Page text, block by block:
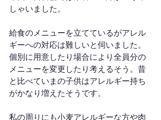
しゃいました。
給食のメニューを立てているがアレル
ギーへの対応は難しいと伺いました。
個別に用意したり場合により全員分の
メニューを変更したり考えるそう。昔
と比べていまの子供はアレルギー持ち
がかなり増えたそうです。
私の周りにも小麦アレルギーな方や肉